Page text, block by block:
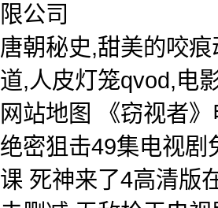
限公司
唐朝秘史,甜美的咬
道,人皮灯笼qvod,电
网站地图
《窃视者
绝密狙击49集电视剧
课 死神来了4高清版